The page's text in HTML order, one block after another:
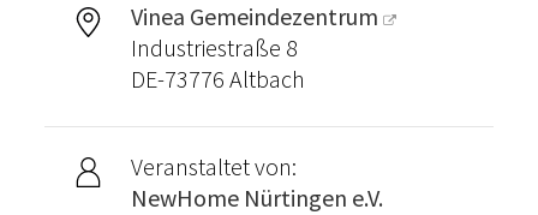
Vinea Gemeindezentrum
Industriestraße 8
DE-73776 Altbach
Veranstaltet von:
NewHome Nürtingen e.V.